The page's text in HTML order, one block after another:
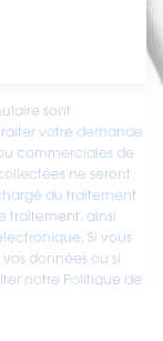
sont
votre demande
commerciales de
ne seront
du traitement
traitement, ainsi
Si vous
données ou si
notre Politique de